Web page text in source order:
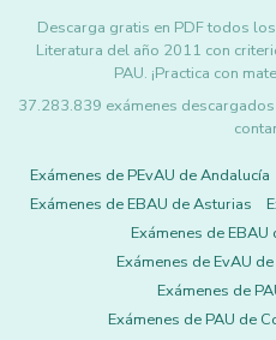
Descarga gratis en PDF todos
Literatura del año 2011 con
PAU. ¡Practica con
37.283.839 exámenes
Exámenes de PEvAU de Andalucía
Exámenes de EBAU de Asturias
Exámenes de
Exámenes de EvAU
Exámenes de
Exámenes de PAU de